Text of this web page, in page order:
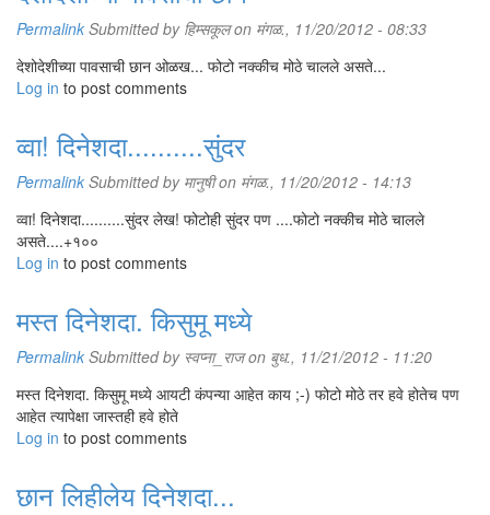
Permalink Submitted by हिम्सकूलon मंगळ., 11/20/2012 - 08:33
देशोदेशीच्या पावसाची छान ओळख... फोटो नक्कीच मोठे चालले असते...
Log in to post comments
व्वा! दिनेशदा..........सुंदर
Permalink Submitted by मानुषीon मंगळ., 11/20/2012 - 14:13
व्वा! दिनेशदा..........सुंदर लेख! फोटोही सुंदर पण ....फोटो नक्कीच मोठे चालले
असते....+१००
Log in to post comments
मस्त दिनेशदा. किसुमू मध्ये
Permalink Submitted by स्वप्ना_राजon बुध., 11/21/2012 - 11:20
मस्त दिनेशदा. किसुमू मध्ये आयटी कंपन्या आहेत काय ;-) फोटो मोठे तर हवे होतेच पण
आहेत त्यापेक्षा जास्तही हवे होते
Log in to post comments
छान लिहीलेय दिनेशदा...